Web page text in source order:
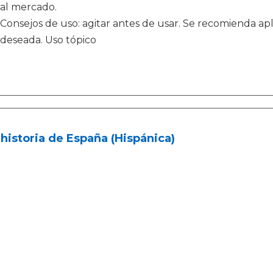
al mercado.
Consejos de uso: agitar antes de usar. Se recomienda
deseada. Uso tópico
de España (Hispánica)